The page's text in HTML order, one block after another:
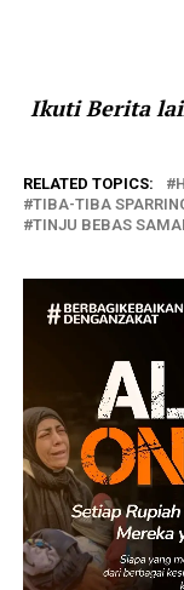
Ikuti Berita
RELATED TOPICS:
TIBA-TIBA
TINJU BEBAS